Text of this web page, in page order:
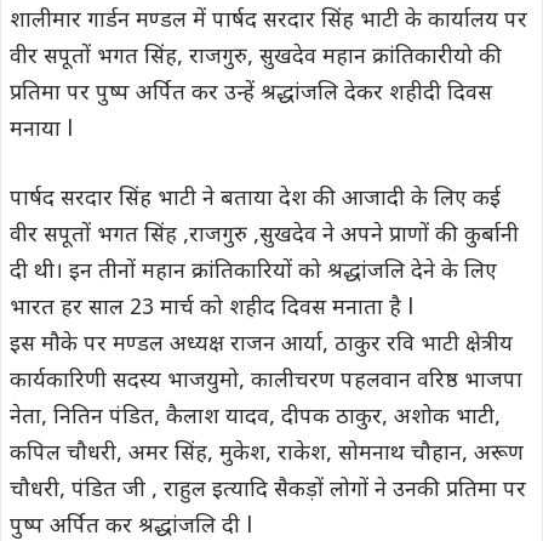
शालीमार गार्डन मण्डल में पार्षद सरदार सिंह भाटी के कार्यालय पर
वीर सपूतों भगत सिंह, राजगुरु, सुखदेव महान क्रांतिकारीयो की
प्रतिमा पर पुष्प अर्पित कर उन्हें श्रद्धांजलि देकर शहीदी दिवस
मनाया l
पार्षद सरदार सिंह भाटी ने बताया देश की आजादी के लिए कई
वीर सपूतों भगत सिंह ,राजगुरु ,सुखदेव ने अपने प्राणों की कुर्बानी
दी थी। इन तीनों महान क्रांतिकारियों को श्रद्धांजलि देने के लिए
भारत हर साल 23 मार्च को शहीद दिवस मनाता है l
इस मौके पर मण्डल अध्यक्ष राजन आर्या, ठाकुर रवि भाटी क्षेत्रीय
कार्यकारिणी सदस्य भाजयुमो, कालीचरण पहलवान वरिष्ठ भाजपा
नेता, नितिन पंडित, कैलाश यादव, दीपक ठाकुर, अशोक भाटी,
कपिल चौधरी, अमर सिंह, मुकेश, राकेश, सोमनाथ चौहान, अरूण
चौधरी, पंडित जी , राहुल इत्यादि सैकड़ों लोगों ने उनकी प्रतिमा पर
पुष्प अर्पित कर श्रद्धांजलि दी l